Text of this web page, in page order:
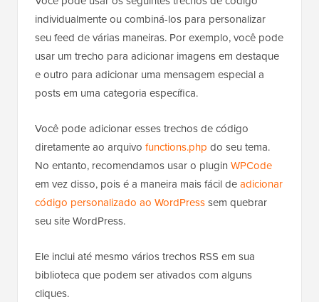
individualmente ou combiná-los para personalizar
seu feed de várias maneiras. Por exemplo, você pode
usar um trecho para adicionar imagens em destaque
e outro para adicionar uma mensagem especial a
posts em uma categoria específica.
Você pode adicionar esses trechos de código
diretamente ao arquivo functions.php do seu tema.
No entanto, recomendamos usar o plugin WPCode
em vez disso, pois é a maneira mais fácil deadicionar
código personalizado ao WordPresssem quebrar
seu site WordPress.
Ele inclui até mesmo vários trechos RSS em sua
biblioteca que podem ser ativados com alguns
cliques.